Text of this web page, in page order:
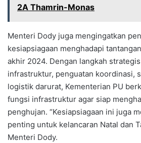
2A Thamrin-Monas
Menteri Dody juga mengingatkan
kesiapsiagaan menghadapi
akhir 2024. Dengan langkah
infrastruktur, penguatan koordinasi,
logistik darurat, Kementerian PU
fungsi infrastruktur agar siap
penghujan. “Kesiapsiagaan ini juga
penting untuk kelancaran Natal dan
Menteri Dody.